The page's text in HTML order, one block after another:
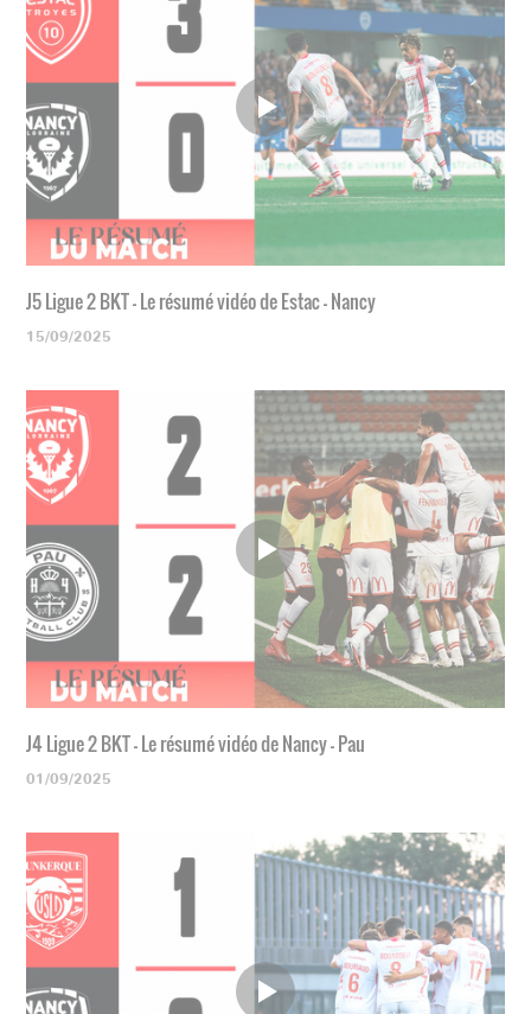
J5 Ligue 2 BKT - Le résumé vidéo de Estac - Nancy
15/09/2025
J4 Ligue 2 BKT - Le résumé vidéo de Nancy - Pau
01/09/2025